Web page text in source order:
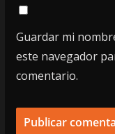
Guardar mi
este navegador
comentario.